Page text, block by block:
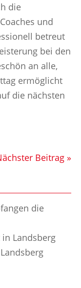
die
und
betreut
bei den
an alle,
ermöglicht
die nächsten
Beitrag »
die
Landsberg